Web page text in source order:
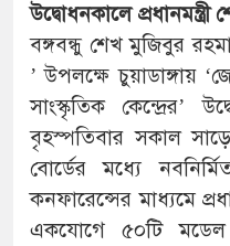
উদ্বোধনকালে প্রধানমন্ত্রী
বঙ্গবন্ধু শেখ মুজিবুর
’ উপলক্ষে চুয়াডাঙ্গায়
সাংস্কৃতিক কেন্দ্রের’
বৃহস্পতিবার সকাল
বোর্ডের মধ্যে
কনফারেন্সের মাধ্যমে
একযোগে ৫০টি মডেল